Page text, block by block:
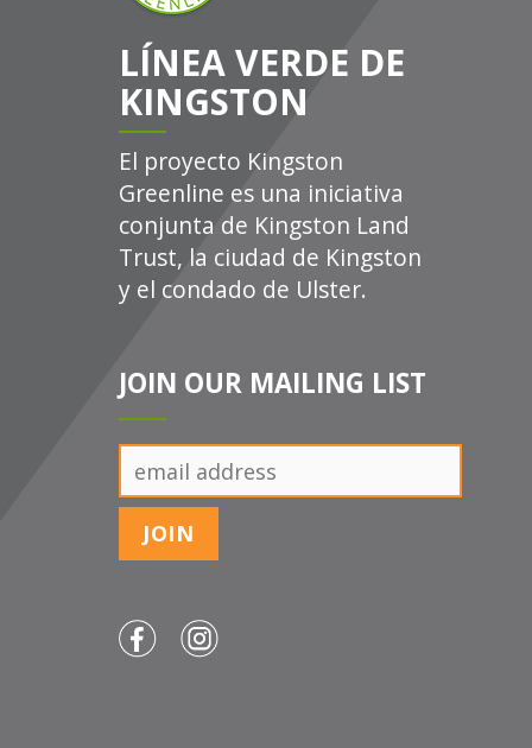
LÍNEA VERDE DE
KINGSTON
El proyecto Kingston
Greenline es una iniciativa
conjunta de Kingston Land
Trust, la ciudad de Kingston
y el condado de Ulster.
JOIN OUR MAILING LIST